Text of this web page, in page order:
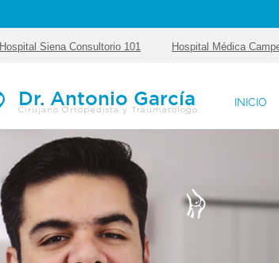
Hospital Siena Consultorio 101 Hospital Médica
Dr. Antonio García
Cirujano Ortopedista y Traumatólogo
INICIO
Dr.